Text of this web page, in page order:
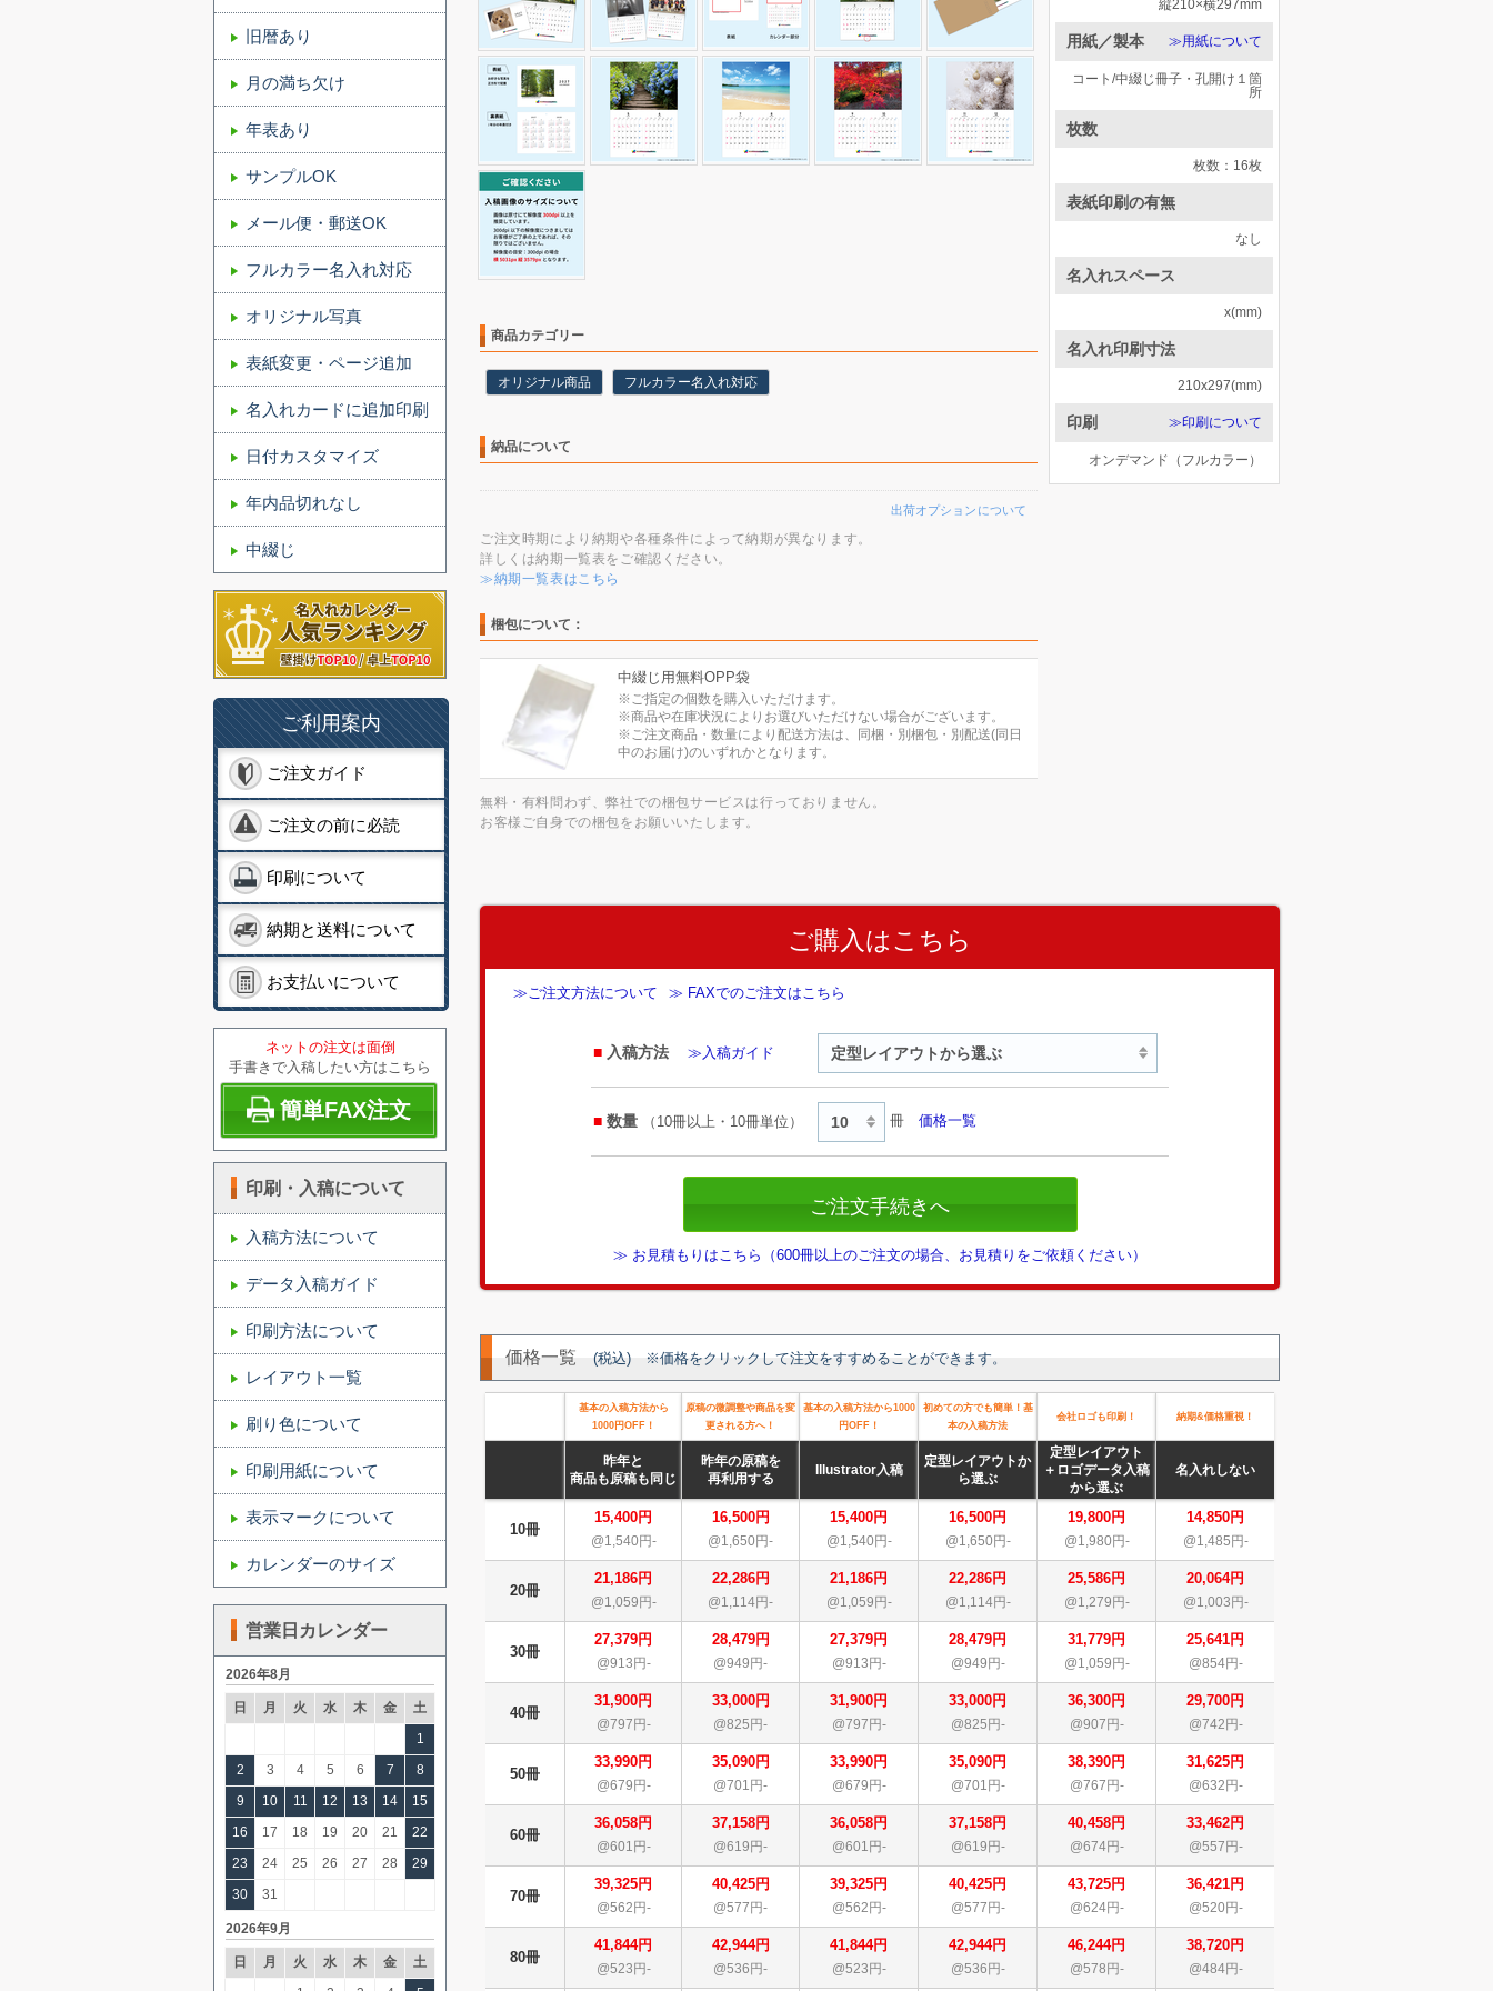
旧暦あり
月の満ち欠け
年表あり
サンプルOK
メール便・郵送OK
フルカラー名入れ対応
オリジナル写真
表紙変更・ページ追加
名入れカードに追加印刷
日付カスタマイズ
年内品切れなし
中綴じ
ご利用案内
ご注文ガイド
ご注文の前に必読
印刷について
納期と送料について
お支払いについて
ネットの注文は面倒
手書きで入稿したい方はこちら
簡単FAX注文
印刷・入稿について
入稿方法について
データ入稿ガイド
印刷方法について
レイアウト一覧
刷り色について
印刷用紙について
表示マークについて
カレンダーのサイズ
営業日カレンダー
2026年8月
日 月 火 水 木 金
土
1
2
3 4 5 6 7
8
9
10 11 12 13 14
15
16
17 18 19 20 21
22
23
24 25 26 27 28
29
30
31
2026年9月
日 月 火 水 木 金
土
商品カテゴリー
オリジナル商品 フルカラー名入れ対応
納品について
出荷オプションについて
ご注文時期により納期や各種条件によって納期が異なります。
詳しくは納期一覧表をご確認ください。
≫納期一覧表はこちら
梱包について：
中綴じ用無料OPP袋
※ご指定の個数を購入いただけます。
※商品や在庫状況によりお選びいただけない場合がございます。
※ご注文商品・数量により配送方法は、同梱・別梱包・別配送(同日
中のお届け)のいずれかとなります。
無料・有料問わず、弊社での梱包サービスは行っておりません。
お客様ご自身での梱包をお願いいたします。
縦210×横297mm
用紙／製本 ≫用紙について
コート/中綴じ冊子・孔開け１箇
所
枚数
枚数：16枚
表紙印刷の有無
なし
名入れスペース
x(mm)
名入れ印刷寸法
210x297(mm)
印刷 ≫印刷について
オンデマンド（フルカラー）
ご購入はこちら
≫ご注文方法について ≫ FAXでのご注文はこちら
入稿方法 ≫入稿ガイド
数量 （10冊以上・10冊単位） 冊価格一覧
≫ お見積もりはこちら（600冊以上のご注文の場合、お見積りをご依頼ください）
価格一覧 (税込) ※価格をクリックして注文をすすめることができます。
基本の入稿方法から
1000円OFF！
原稿の微調整や商品を変
更される方へ！
基本の入稿方法から1000
円OFF！
初めての方でも簡単！基
本の入稿方法
会社ロゴも印刷！ 納期&価格重視！
昨年と
商品も原稿も同じ
昨年の原稿を
再利用する
Illustrator入稿
定型レイアウトか
ら選ぶ
定型レイアウト
＋ロゴデータ入稿
から選ぶ
名入れしない
10冊
15,400円
@1,540円-
16,500円
@1,650円-
15,400円
@1,540円-
16,500円
@1,650円-
19,800円
@1,980円-
14,850円
@1,485円-
20冊
21,186円
@1,059円-
22,286円
@1,114円-
21,186円
@1,059円-
22,286円
@1,114円-
25,586円
@1,279円-
20,064円
@1,003円-
30冊
27,379円
@913円-
28,479円
@949円-
27,379円
@913円-
28,479円
@949円-
31,779円
@1,059円-
25,641円
@854円-
40冊
31,900円
@797円-
33,000円
@825円-
31,900円
@797円-
33,000円
@825円-
36,300円
@907円-
29,700円
@742円-
50冊
33,990円
@679円-
35,090円
@701円-
33,990円
@679円-
35,090円
@701円-
38,390円
@767円-
31,625円
@632円-
60冊
36,058円
@601円-
37,158円
@619円-
36,058円
@601円-
37,158円
@619円-
40,458円
@674円-
33,462円
@557円-
70冊
39,325円
@562円-
40,425円
@577円-
39,325円
@562円-
40,425円
@577円-
43,725円
@624円-
36,421円
@520円-
80冊
41,844円
@523円-
42,944円
@536円-
41,844円
@523円-
42,944円
@536円-
46,244円
@578円-
38,720円
@484円-